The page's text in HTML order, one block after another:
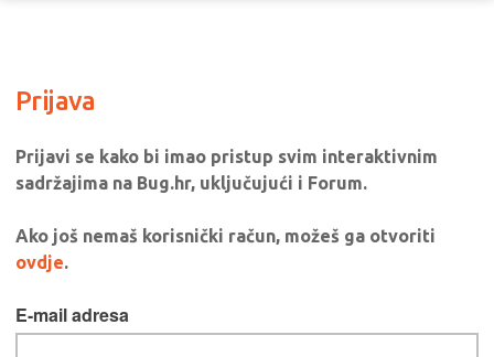
Prijava
Prijavi se kako bi imao pristup svim interaktivnim
sadržajima na Bug.hr, uključujući i Forum.
Ako još nemaš korisnički račun, možeš ga otvoriti
ovdje.
E-mail adresa